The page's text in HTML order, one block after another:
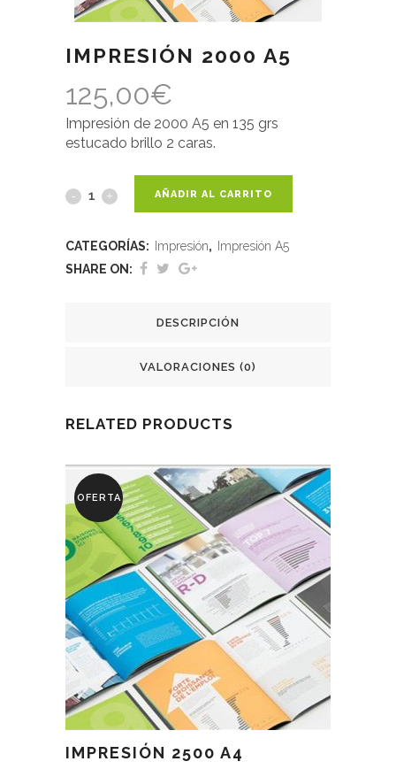
IMPRESIÓN 2000 A5
125,00€
Impresión de 2000 A5 en 135 grs
estucado brillo 2 caras.
AÑADIR AL CARRITO
CATEGORÍAS: Impresión,
Impresión A5
SHARE ON:
DESCRIPCIÓN
VALORACIONES (0)
RELATED PRODUCTS
OFERTA
IMPRESIÓN 2500 A4